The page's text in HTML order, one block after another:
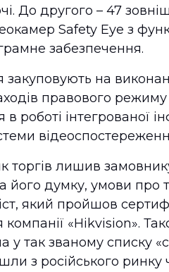
До другого – 47
Safety Eye з
забезпечення.
на
правового
в роботі інтегрованої
торгів лишив
його думку, умови про
який пройшов
«Hikvision».
у так званому списку
з російського